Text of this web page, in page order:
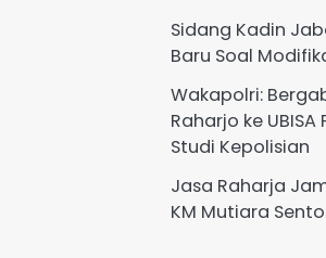
Sidang Kadin
Baru Soal
Wakapolri:
Raharjo ke
Studi Kepolisian
Jasa Raharja
KM Mutiara